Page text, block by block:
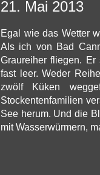
21. Mai 2013
Egal wie das Wetter
Als ich von Bad
Graureiher fliegen.
fast leer. Weder
zwölf Küken
Stockentenfamilien
See herum. Und die
mit Wasserwürmern,